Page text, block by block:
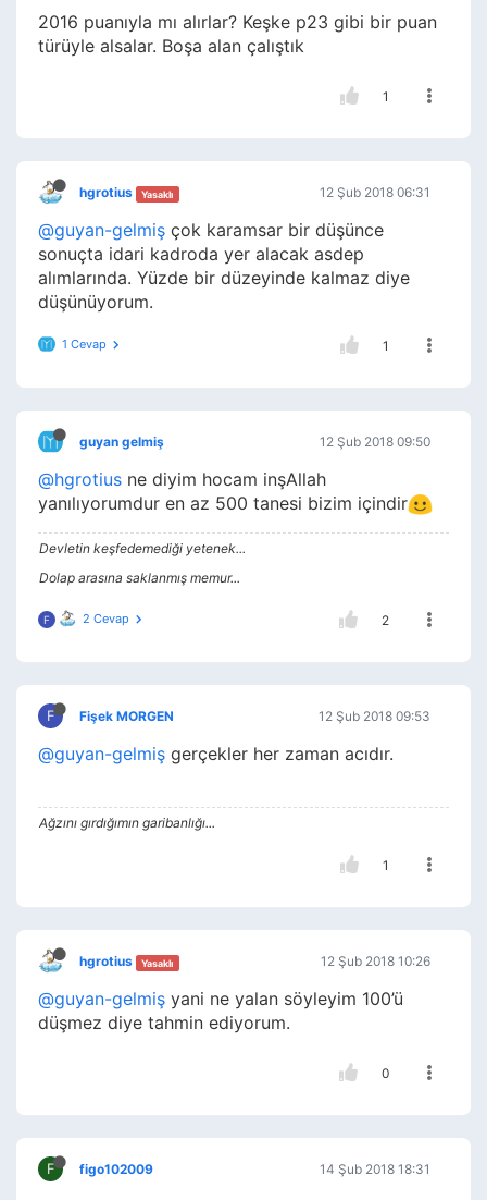
2016 puanıyla mı alırlar? Keşke p23 gibi bir puan
türüyle alsalar. Boşa alan çalıştık
1
hgrotius Yasaklı 12 Şub 2018 06:31
@guyan-gelmiş çok karamsar bir düşünce
sonuçta idari kadroda yer alacak asdep
alımlarında. Yüzde bir düzeyinde kalmaz diye
düşünüyorum.
1 Cevap 1
guyan gelmiş 12 Şub 2018 09:50
@hgrotius ne diyim hocam inşAllah
yanılıyorumdur en az 500 tanesi bizim içindir
Devletin keşfedemediği yetenek...
Dolap arasına saklanmış memur...
F 2 Cevap 2
F Fişek MORGEN 12 Şub 2018 09:53
@guyan-gelmiş gerçekler her zaman acıdır.
Ağzını gırdığımın garibanlığı...
1
hgrotius Yasaklı 12 Şub 2018 10:26
@guyan-gelmiş yani ne yalan söyleyim 100’ü
düşmez diye tahmin ediyorum.
0
F figo102009 14 Şub 2018 18:31